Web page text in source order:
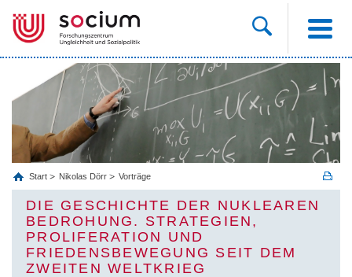
Start Nikolas Dörr Vorträge
DIE GESCHICHTE DER NUKLEAREN
BEDROHUNG. STRATEGIEN,
PROLIFERATION UND
FRIEDENSBEWEGUNG SEIT DEM
ZWEITEN WELTKRIEG